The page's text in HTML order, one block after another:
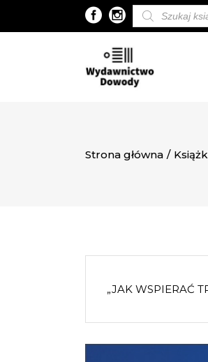
Wyszukiwarka
produktów
Strona główna /
„JAK WSPIERAĆ